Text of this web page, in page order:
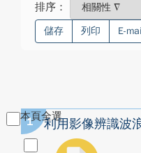
排序：
儲存 列印 E-
本頁全選
1 利用影像辨識波